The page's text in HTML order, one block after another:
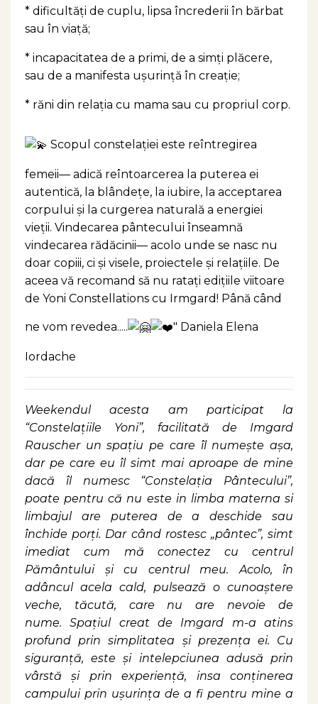
* dificultăți de cuplu, lipsa încrederii în bărbat
sau în viață;
* incapacitatea de a primi, de a simți plăcere,
sau de a manifesta ușurință în creație;
* răni din relația cu mama sau cu propriul corp.
Scopul constelației este reîntregirea
femeii— adică reîntoarcerea la puterea ei
autentică, la blândețe, la iubire, la acceptarea
corpului și la curgerea naturală a energiei
vieții. Vindecarea pântecului înseamnă
vindecarea rădăcinii— acolo unde se nasc nu
doar copiii, ci și visele, proiectele și relațiile. De
aceea vă recomand să nu ratați edițiile viitoare
de Yoni Constellations cu Irmgard! Până când
ne vom revedea..... " Daniela Elena
Iordache
Weekendul acesta am participat la
“Constelațiile Yoni”, facilitată de Imgard
Rauscher un spațiu pe care îl numește așa,
dar pe care eu îl simt mai aproape de mine
dacă îl numesc “Constelația Pântecului”,
poate pentru că nu este in limba materna si
limbajul are puterea de a deschide sau
închide porți. Dar când rostesc „pântec”, simt
imediat cum mă conectez cu centrul
Pământului și cu centrul meu. Acolo, în
adâncul acela cald, pulsează o cunoaștere
veche, tăcută, care nu are nevoie de
nume. Spațiul creat de Imgard m-a atins
profund prin simplitatea și prezența ei. Cu
siguranță, este și intelepciunea adusă prin
vârstă și prin experiență, insa conținerea
campului prin ușurința de a fi pentru mine a